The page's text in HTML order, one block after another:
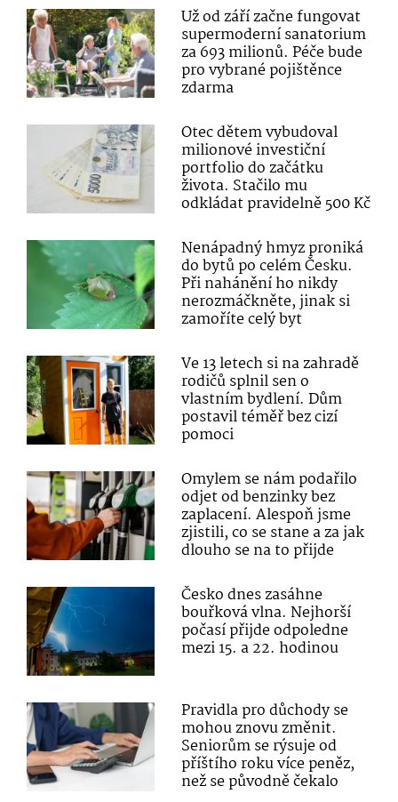
Už od září začne fungovat
supermoderní sanatorium
za 693 milionů. Péče bude
pro vybrané pojištěnce
zdarma
Otec dětem vybudoval
milionové investiční
portfolio do začátku
života. Stačilo mu
odkládat pravidelně 500 Kč
Nenápadný hmyz proniká
do bytů po celém Česku.
Při nahánění ho nikdy
nerozmáčkněte, jinak si
zamoříte celý byt
Ve 13 letech si na zahradě
rodičů splnil sen o
vlastním bydlení. Dům
postavil téměř bez cizí
pomoci
Omylem se nám podařilo
odjet od benzinky bez
zaplacení. Alespoň jsme
zjistili, co se stane a za jak
dlouho se na to přijde
Česko dnes zasáhne
bouřková vlna. Nejhorší
počasí přijde odpoledne
mezi 15. a 22. hodinou
Pravidla pro důchody se
mohou znovu změnit.
Seniorům se rýsuje od
příštího roku více peněz,
než se původně čekalo